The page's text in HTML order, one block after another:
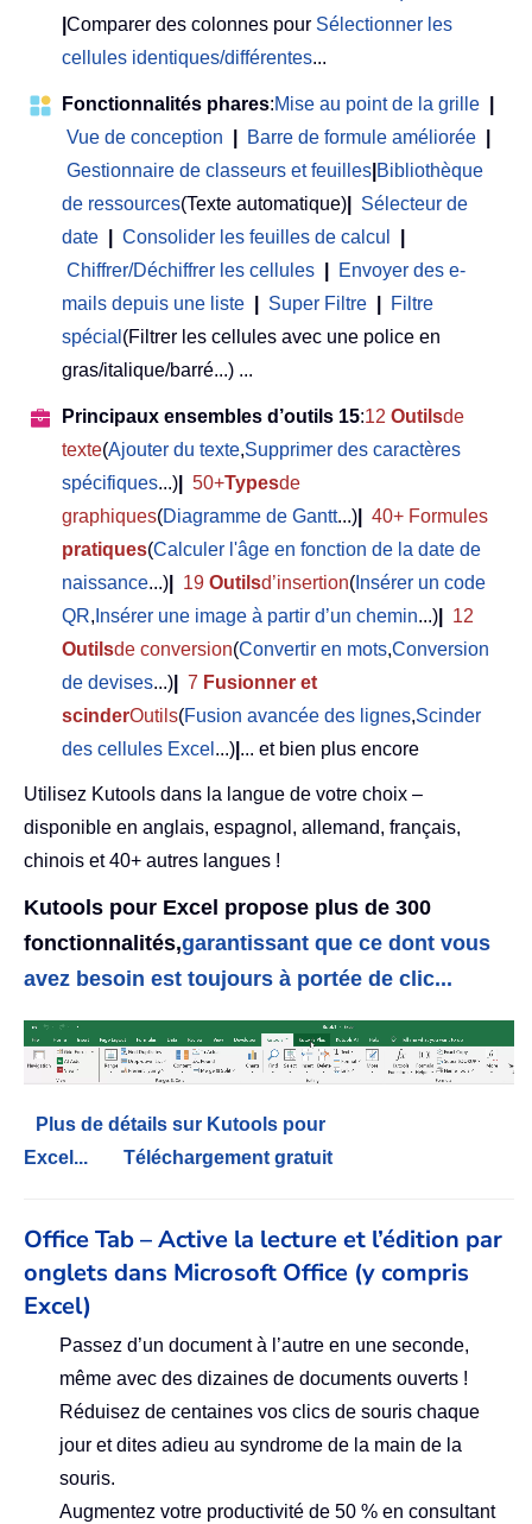
Comparer des colonnes pour Sélectionner les
cellules identiques/différentes...
Fonctionnalités phares:Mise au point de la grille
Vue de conception
Barre de formule améliorée
Gestionnaire de classeurs et feuilles Bibliothèque
de ressources(Texte automatique)
Sélecteur de
date
Consolider les feuilles de calcul
Chiffrer/Déchiffrer les cellules
Envoyer des e-
mails depuis une liste
Super Filtre
Filtre
spécial (Filtrer les cellules avec une police en
gras/italique/barré...) ...
Principaux ensembles d’outils 15:12 Outilsde
texte(Ajouter du texte,Supprimer des caractères
spécifiques...) 50+Typesde
graphiques(Diagramme de Gantt...)
40+ Formules
pratiques(Calculer l'âge en fonction de la date de
naissance...) 19 Outilsd’insertion( Insérer un code
QR, Insérer une image à partir d’un chemin...)
12
Outilsde conversion(Convertir en mots,Conversion
de devises...) 7 Fusionner et
scinderOutils(Fusion avancée des lignes,Scinder
des cellules Excel ...) ... et bien plus encore
Utilisez Kutools dans la langue de votre choix –
disponible en anglais, espagnol, allemand, français,
chinois et 40+ autres langues !
Kutools pour Excel propose plus de 300
fonctionnalités,garantissant que ce dont vous
avez besoin est toujours à portée de clic...
Plus de détails sur Kutools pour
Excel...
Téléchargement gratuit
Office Tab – Active la lecture et l’édition par
onglets dans Microsoft Office (y compris
Excel)
Passez d’un document à l’autre en une seconde,
même avec des dizaines de documents ouverts !
Réduisez de centaines vos clics de souris chaque
jour et dites adieu au syndrome de la main de la
souris.
Augmentez votre productivité de 50 % en consultant